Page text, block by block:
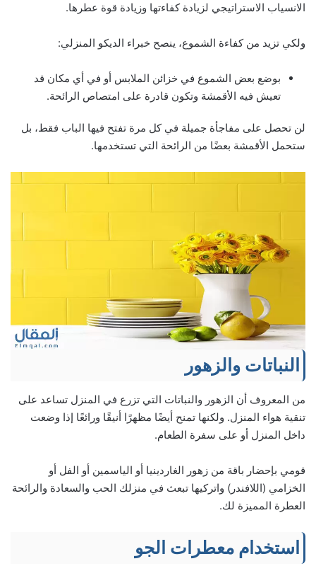
الانسياب الاستراتيجي لزيادة كفاءتها وزيادة قوة عطرها.
ولكي تزيد من كفاءة الشموع، ينصح خبراء الديكو المنزلي:
بوضع بعض الشموع في خزائن الملابس أو في أي مكان قد
تعيش فيه الأقمشة وتكون قادرة على امتصاص الرائحة.
لن تحصل على مفاجأة جميلة في كل مرة تفتح فيها الباب فقط، بل
ستحمل الأقمشة بعضًا من الرائحة التي تستخدمها.
النباتات والزهور
من المعروف أن الزهور والنباتات التي تزرع في المنزل تساعد على
تنقية هواء المنزل. ولكنها تمنح أيضًا مظهرًا أنيقًا ورائعًا إذا وضعت
داخل المنزل أو على سفرة الطعام.
قومي بإحضار باقة من زهور الغاردينيا أو الياسمين أو الفل أو
الخزامي (اللافندر) واتركيها تبعث في منزلك الحب والسعادة والرائحة
العطرة المميزة لك.
استخدام معطرات الجو